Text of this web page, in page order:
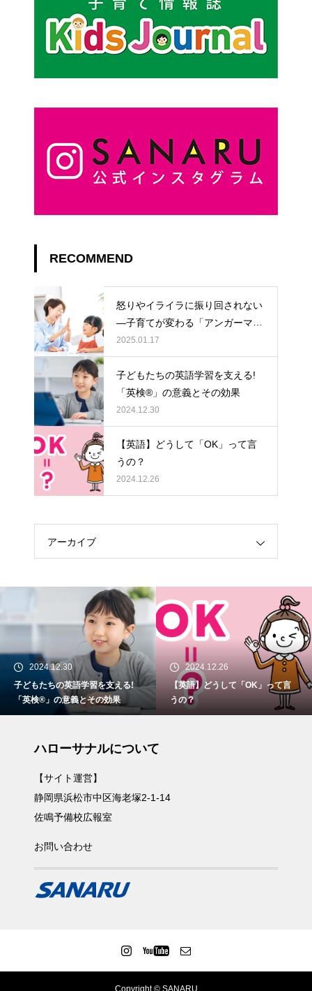
RECOMMEND
怒りやイライラに振り回されない
―子育てが変わる「アンガーマネ
ジメント」
2025.01.17
子どもたちの英語学習を支える!
「英検®」の意義とその効果
2024.12.30
【英語】どうして「OK」って言
うの？
2024.12.26
アーカイブ
2024.12.30
子どもたちの英語学習を支える!
「英検®」の意義とその効果
2024.12.26
【英語】どうして「OK」って言
うの？
ハローサナルについて
【サイト運営】
静岡県浜松市中区海老塚2-1-14
佐鳴予備校広報室
お問い合わせ
Copyright © SANARU